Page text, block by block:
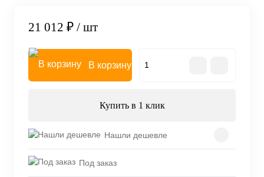
21 012 ₽ / шт
В корзину
Купить в 1 клик
Нашли дешевле
Под заказ